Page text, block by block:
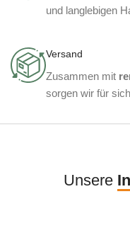
und langlebigen
Versand
Zusammen mit
sorgen wir für
Unsere